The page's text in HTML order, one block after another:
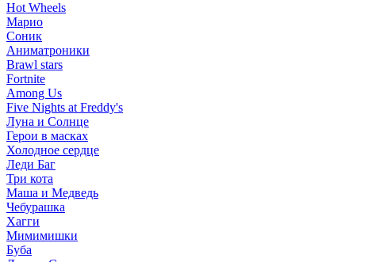
Hot Wheels
Марио
Соник
Аниматроники
Brawl stars
Fortnite
Among Us
Five Nights at Freddy's
Луна и Солнце
Герои в масках
Холодное сердце
Леди Баг
Три кота
Маша и Медведь
Чебурашка
Хагги
Мимимишки
Буба